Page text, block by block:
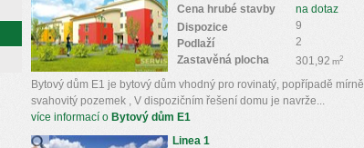
na dotaz
Cena hrubé stavby
9
Dispozice
2
Podlaží
301,92 m2
Zastavěná plocha
Bytový dům E1 je bytový dům vhodný pro rovinatý, popřípadě mírně
svahovitý pozemek , V dispozičním řešení domu je navrže...
více informací o Bytový dům E1
Linea 1